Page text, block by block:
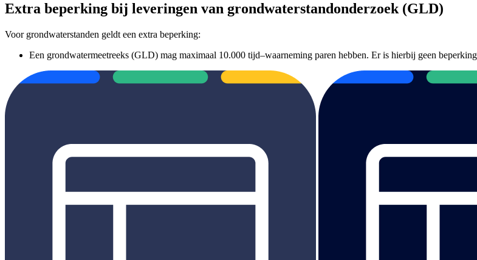
Extra beperking bij leveringen van grondwaterstandonderzoek (GLD)
Voor grondwaterstanden geldt een extra beperking:
Een grondwatermeetreeks (GLD) mag maximaal 10.000 tijd–waarneming paren hebben. Er is hierbij geen